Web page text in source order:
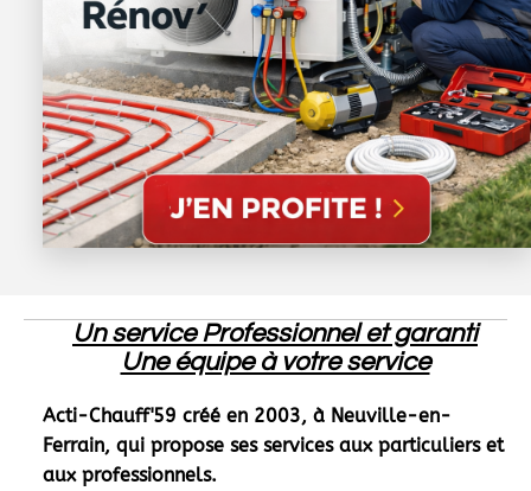
Un service Professionnel et garanti
Une équipe à votre service
Acti-Chauff'59 créé en 2003, à Neuville-en-
Ferrain, qui propose ses services aux particuliers et
aux professionnels.